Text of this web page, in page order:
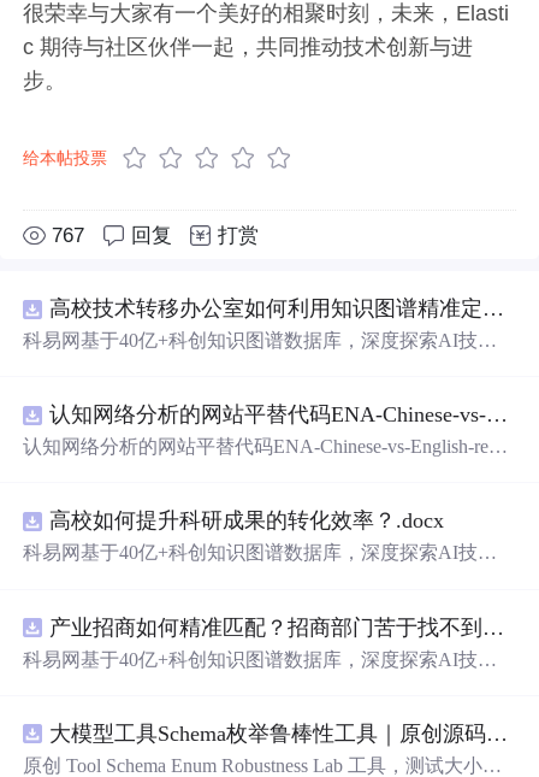
很荣幸与大家有一个美好的相聚时刻，未来，Elasti
c 期待与社区伙伴一起，共同推动技术创新与进
步。
给本帖投票
767 回复 打赏
高校技术转移办公室如何利用知识图谱精准定位产业需求与技术适配点？.docx
科易网基于40亿+科创知识图谱数据库，深度探索AI技术
新领域的AI+数智化解决方案，推动科技创新与产业创新
智能化发展。
认知网络分析的网站平替代码ENA-Chinese-vs-English-reproducible.zip
认知网络分析的网站平替代码ENA-Chinese-vs-English-repro
高校如何提升科研成果的转化效率？.docx
科易网基于40亿+科创知识图谱数据库，深度探索AI技术
新领域的AI+数智化解决方案，推动科技创新与产业创新
智能化发展。
产业招商如何精准匹配？招商部门苦于找不到符合产业链补链强链方向的目标企业怎么办？.docx
科易网基于40亿+科创知识图谱数据库，深度探索AI技术
新领域的AI+数智化解决方案，推动科技创新与产业创新
智能化发展。
大模型工具Schema枚举鲁棒性工具｜原创源码+测试+离线报告
原创 Tool Schema Enum Robustness Lab 工具，测试大小